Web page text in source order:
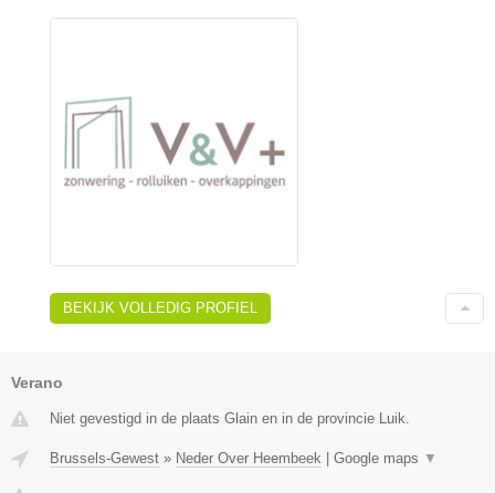
BEKIJK VOLLEDIG PROFIEL
Verano
Niet gevestigd in de plaats Glain en in de provincie Luik.
Brussels-Gewest » Neder Over Heembeek Google maps ▼